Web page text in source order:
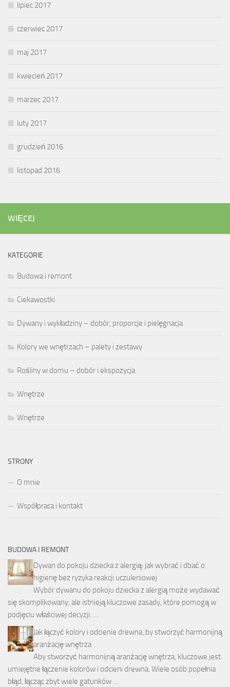
lipiec 2017
czerwiec 2017
maj 2017
kwiecień 2017
marzec 2017
luty 2017
grudzień 2016
listopad 2016
WIĘCEJ
KATEGORIE
Budowa i remont
Ciekawostki
Dywany i wykładziny – dobór, proporcje i pielęgnacja
Kolory we wnętrzach – palety i zestawy
Rośliny w domu – dobór i ekspozycja
Wnętrze
Wnętrze
STRONY
O mnie
Współpraca i kontakt
BUDOWA I REMONT
Dywan do pokoju dziecka z alergią: jak wybrać i dbać o
higienę bez ryzyka reakcji uczuleniowej
Wybór dywanu do pokoju dziecka z alergią może wydawać
się skomplikowany, ale istnieją kluczowe zasady, które pomogą w
podjęciu właściwej decyzji. …
Jak łączyć kolory i odcienie drewna, by stworzyć harmonijną
aranżację wnętrza
Aby stworzyć harmonijną aranżację wnętrza, kluczowe jest
umiejętne łączenie kolorów i odcieni drewna. Wiele osób popełnia
błąd, łącząc zbyt wiele gatunków …